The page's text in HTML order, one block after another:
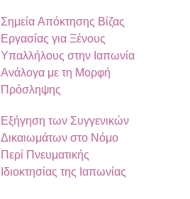
Σημεία Απόκτησης Βίζας
Εργασίας για Ξένους
Υπαλλήλους στην Ιαπωνία
Ανάλογα με τη Μορφή
Πρόσληψης
Εξήγηση των Συγγενικών
Δικαιωμάτων στο Νόμο
Περί Πνευματικής
Ιδιοκτησίας της Ιαπωνίας